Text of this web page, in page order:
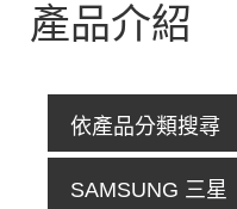
產品介紹